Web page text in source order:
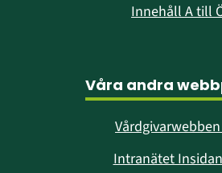
Innehåll A till
Våra andra
Vårdgivarwebben
Intranätet Insidan